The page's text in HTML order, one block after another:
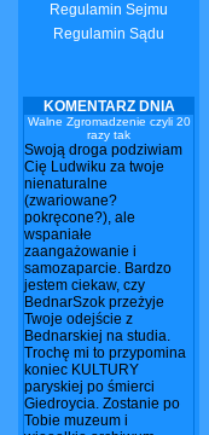
Regulamin Sejmu
Regulamin Sądu
KOMENTARZ DNIA
Walne Zgromadzenie czyli 20
razy tak
Swoją droga podziwiam
Cię Ludwiku za twoje
nienaturalne
(zwariowane?
pokręcone?), ale
wspaniałe
zaangażowanie i
samozaparcie. Bardzo
jestem ciekaw, czy
BednarSzok przeżyje
Twoje odejście z
Bednarskiej na studia.
Trochę mi to przypomina
koniec KULTURY
paryskiej po śmierci
Giedroycia. Zostanie po
Tobie muzeum i